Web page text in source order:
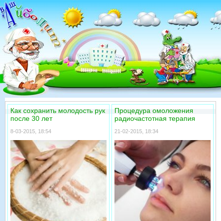
Как сохранить молодость рук
после 30 лет
8-03-2015, 18:54
Процедура омоложения
радиочастотная терапия
21-02-2015, 18:34